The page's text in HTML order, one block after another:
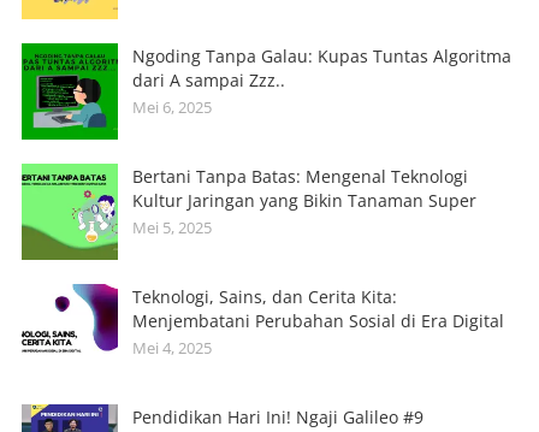
Ngoding Tanpa Galau: Kupas Tuntas Algoritma
dari A sampai Zzz..
Mei 6, 2025
Bertani Tanpa Batas: Mengenal Teknologi
Kultur Jaringan yang Bikin Tanaman Super
Mei 5, 2025
Teknologi, Sains, dan Cerita Kita:
Menjembatani Perubahan Sosial di Era Digital
Mei 4, 2025
Pendidikan Hari Ini! Ngaji Galileo #9